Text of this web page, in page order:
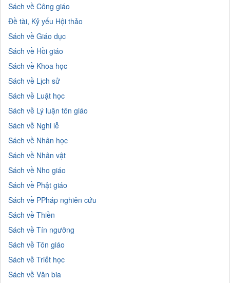
Sách về Công giáo
Đề tài, Kỷ yếu Hội thảo
Sách về Giáo dục
Sách về Hồi giáo
Sách về Khoa học
Sách về Lịch sử
Sách về Luật học
Sách về Lý luận tôn giáo
Sách về Nghi lễ
Sách về Nhân học
Sách về Nhân vật
Sách về Nho giáo
Sách về Phật giáo
Sách về PPháp nghiên cứu
Sách về Thiền
Sách về Tín ngưỡng
Sách về Tôn giáo
Sách về Triết học
Sách về Văn bia